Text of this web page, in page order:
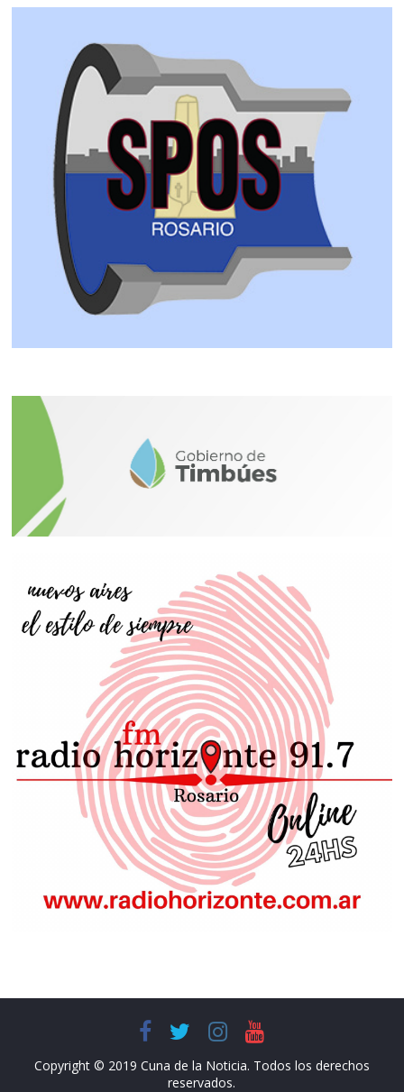
Copyright © 2019 Cuna de la Noticia. Todos los derechos
reservados.